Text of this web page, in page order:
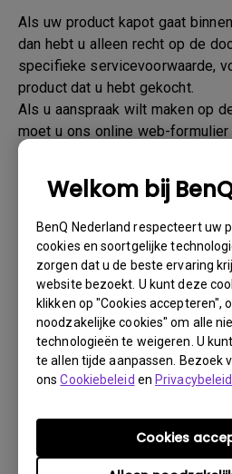
Welkom bij
BenQ Nederland respecteert uw
cookies en soortgelijke
zorgen dat u de beste ervaring
website bezoekt. U kunt deze
klikken op "Cookies accepteren",
noodzakelijke cookies" om alle
technologieën te weigeren. U
te allen tijde aanpassen. Bezoek
onsCookiebeleid en Privacybeleid
Cookies
Als uw product kapot gaat
dan hebt u alleen recht op de
specifieke servicevoorwaarde,
product dat u hebt gekocht.
Als u aanspraak wilt maken op
moet u ons online web-formulier
noodzakelijke informatie over
verstrekken en uw
dit doen op www.benq.eu of op
land.
Er wordt dan via e-mail
door het BenQ Technical
Het BenQ Team zal proberen
het probleem op te lossen of
product defect is.Zodra door de
bijstaat, is vastgesteld dat het
er een RMA-nummer voor uw
uitgegeven.U moet het product
tenzij u instructies met een
van BenQ en het moet
BenQ Service-provider. Is uw